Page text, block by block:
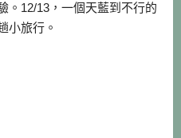
。12/13，一個天藍到不行的
小旅行。